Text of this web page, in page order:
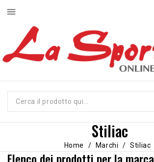
menu
Stiliac
Home Marchi Stiliac
Elenco dei prodotti per la